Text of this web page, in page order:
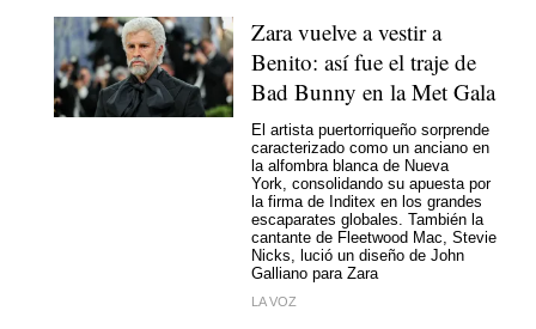
Zara vuelve a vestir a
Benito: así fue el traje de
Bad Bunny en la Met Gala
El artista puertorriqueño sorprende
caracterizado como un anciano en
la alfombra blanca de Nueva
York, consolidando su apuesta por
la firma de Inditex en los grandes
escaparates globales. También la
cantante de Fleetwood Mac, Stevie
Nicks, lució un diseño de John
Galliano para Zara
LA VOZ